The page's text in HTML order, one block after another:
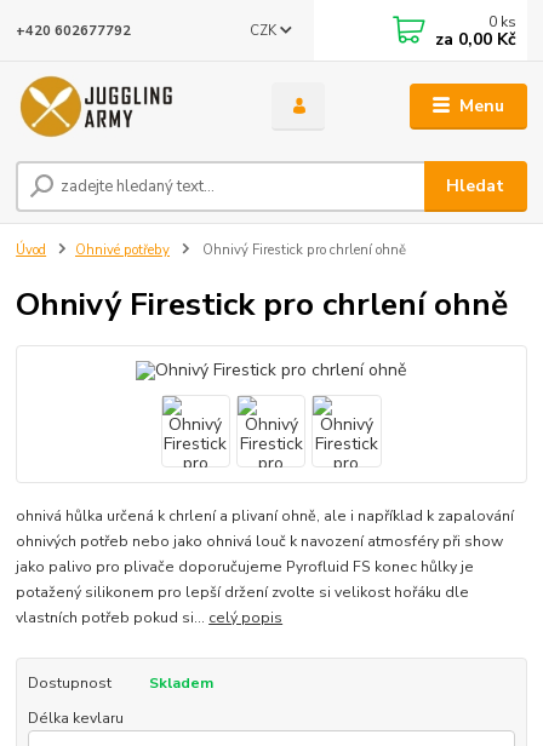
Menu
CZK
Hledat
+420 602677792 0 ks
za 0,00 Kč
Úvod Ohnivé potřeby Ohnivý Firestick pro chrlení ohně
Ohnivý Firestick pro chrlení ohně
ohnivá hůlka určená k chrlení a plivaní ohně, ale i například k zapalování
ohnivých potřeb nebo jako ohnivá louč k navození atmosféry při show
jako palivo pro plivače doporučujeme Pyrofluid FS konec hůlky je
potažený silikonem pro lepší držení zvolte si velikost hořáku dle
vlastních potřeb pokud si... celý popis
Dostupnost
Skladem
Délka kevlaru